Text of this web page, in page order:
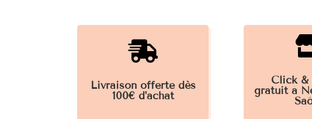

Livraison offerte dès
100€ d'achat
Click &
gratuit à